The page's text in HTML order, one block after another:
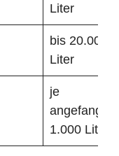
Liter
bis 20.000
Liter
je
1.000 Liter